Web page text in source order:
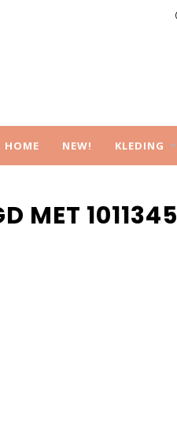
HOME NEW! KLEDING
MET 1011345